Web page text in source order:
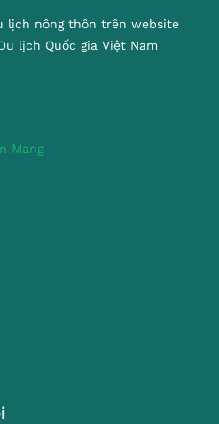
lịch nông thôn trên website
lịch Quốc gia Việt Nam